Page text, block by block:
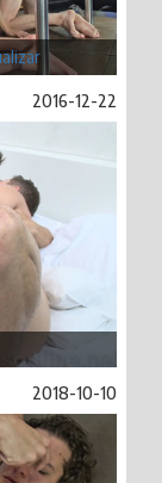
2016-12-22
2018-10-10